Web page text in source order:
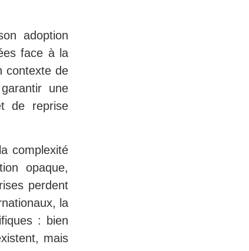
adoption
face à la
contexte de
une
de reprise
complexité
opaque,
perdent
la
: bien
mais